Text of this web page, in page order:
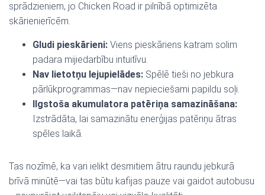
sprādzieniem, jo Chicken Road ir pilnībā optimizēta
skārienierīcēm.
Gludi pieskārieni: Viens pieskāriens katram solim
padara mijiedarbību intuitīvu.
Nav lietotņu lejupielādes: Spēlē tieši no jebkura
pārlūkprogrammas—nav nepieciešami papildu soļi.
Ilgstoša akumulatora patēriņa samazināšana:
Izstrādāta, lai samazinātu enerģijas patēriņu ātras
spēles laikā.
Tas nozīmē, ka vari ielikt desmitiem ātru raundu jebkurā
brīvā minūtē—vai tas būtu kafijas pauze vai gaidot autobusu